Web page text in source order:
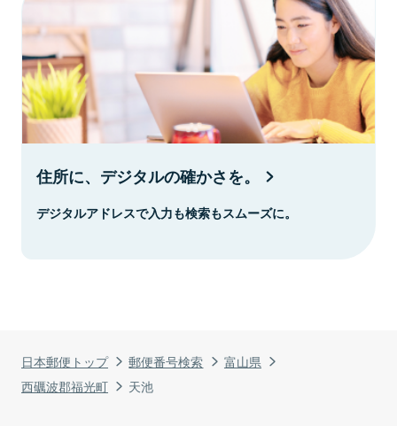
日本郵便トップ 郵便番号検索
富山県
西礪波郡福光町
天池
住所に、デジタルの確かさを。
デジタルアドレスで入力も検索もスムーズに。